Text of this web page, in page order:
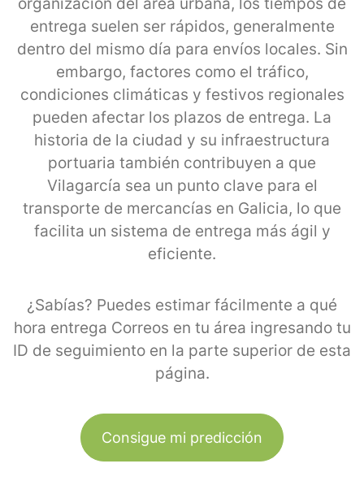
entrega suelen ser rápidos, generalmente
dentro del mismo día para envíos locales. Sin
embargo, factores como el tráfico,
condiciones climáticas y festivos regionales
pueden afectar los plazos de entrega. La
historia de la ciudad y su infraestructura
portuaria también contribuyen a que
Vilagarcía sea un punto clave para el
transporte de mercancías en Galicia, lo que
facilita un sistema de entrega más ágil y
eficiente.
¿Sabías? Puedes estimar fácilmente a qué
hora entrega Correos en tu área ingresando tu
ID de seguimiento en la parte superior de esta
página.
Consigue mi predicción